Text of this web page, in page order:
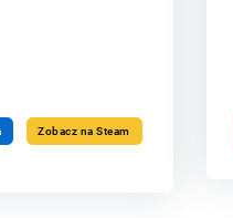
Zobacz na Steam